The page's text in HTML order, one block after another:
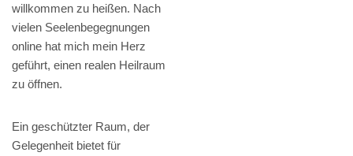
willkommen zu heißen. Nach
vielen Seelenbegegnungen
online hat mich mein Herz
geführt, einen realen Heilraum
zu öffnen.
Ein geschützter Raum, der
Gelegenheit bietet für